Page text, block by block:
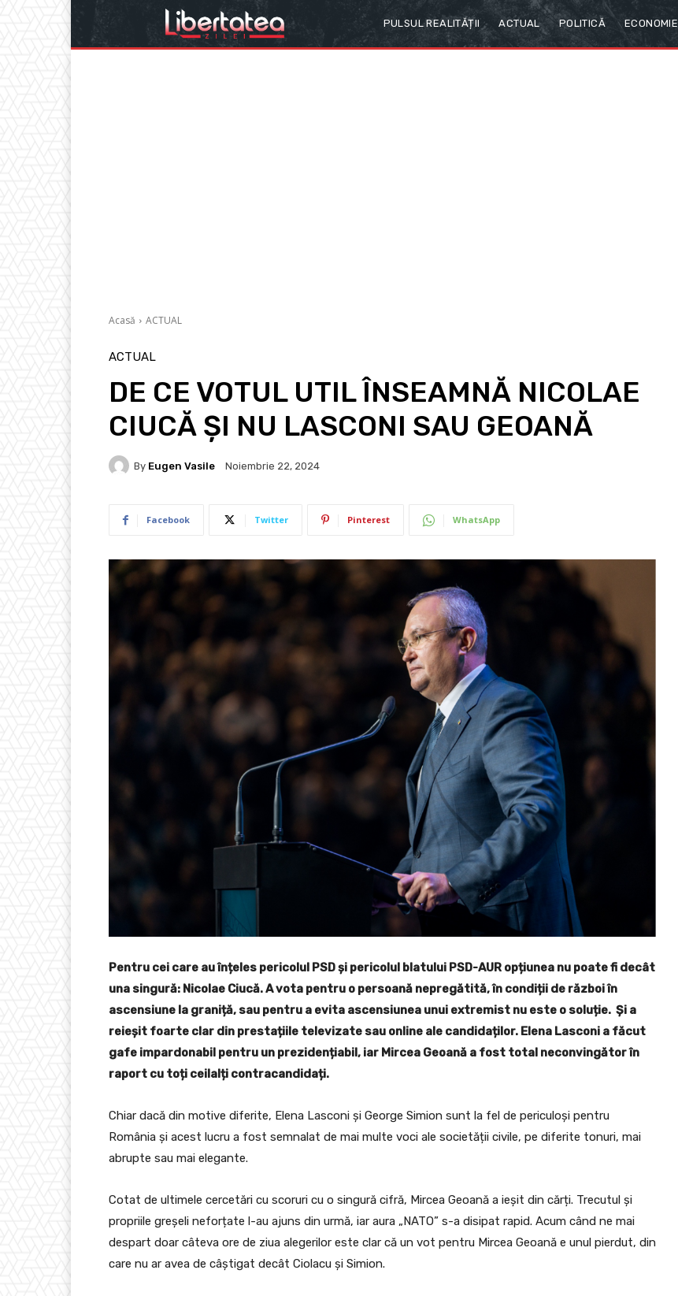
PULSUL REALITĂȚII ACTUAL POLITICĂ ECONOMIE
Acasă ACTUAL
ACTUAL
DE CE VOTUL UTIL ÎNSEAMNĂ NICOLAE
CIUCĂ ȘI NU LASCONI SAU GEOANĂ
By Eugen Vasile Noiembrie 22, 2024
Facebook Twitter Pinterest WhatsApp
Pentru cei care au înțeles pericolul PSD și pericolul blatului PSD-AUR opțiunea nu poate fi decât
una singură: Nicolae Ciucă. A vota pentru o persoană nepregătită, în condiții de război în
ascensiune la graniță, sau pentru a evita ascensiunea unui extremist nu este o soluție. Și a
reieșit foarte clar din prestațiile televizate sau online ale candidaților. Elena Lasconi a făcut
gafe impardonabil pentru un prezidențiabil, iar Mircea Geoană a fost total neconvingător în
raport cu toți ceilalți contracandidați.
Chiar dacă din motive diferite, Elena Lasconi și George Simion sunt la fel de periculoși pentru
România și acest lucru a fost semnalat de mai multe voci ale societății civile, pe diferite tonuri, mai
abrupte sau mai elegante.
Cotat de ultimele cercetări cu scoruri cu o singură cifră, Mircea Geoană a ieșit din cărți. Trecutul și
propriile greșeli neforțate l-au ajuns din urmă, iar aura „NATO” s-a disipat rapid. Acum când ne mai
despart doar câteva ore de ziua alegerilor este clar că un vot pentru Mircea Geoană e unul pierdut, din
care nu ar avea de câștigat decât Ciolacu și Simion.